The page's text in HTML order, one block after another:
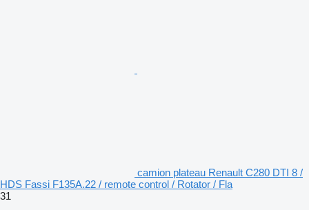
camion plateau Renault C280 DTI 8 /
HDS Fassi F135A.22 / remote control / Rotator / Fla
31